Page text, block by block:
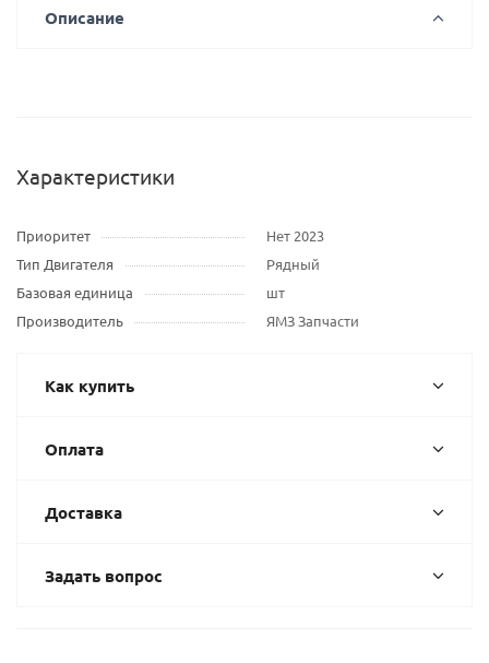
Описание
Характеристики
Приоритет
Нет 2023
Тип Двигателя
Рядный
Базовая единица
шт
Производитель
ЯМЗ Запчасти
Как купить
Оплата
Доставка
Задать вопрос